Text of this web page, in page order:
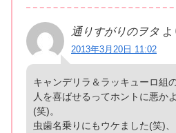
通りすがりのヲタ よ
2013年3月20日 11:02
キャンデリラ＆ラッキューロ組
人を喜ばせるってホントに悪か
(笑)。
虫歯名乗りにもウケました(笑)